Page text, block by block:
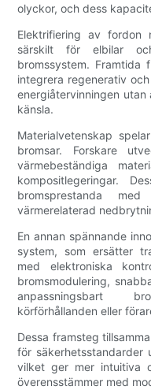
olyckor, och dess
Elektrifiering av fordon
särskilt för elbilar
bromssystem.
integrera regenerativ
energiåtervinningen
känsla.
Materialvetenskap
bromsar. Forskare
värmebeständiga
kompositlegeringar.
bromsprestanda
värmerelaterad
En annan spännande
system, som ersätter
med elektroniska
bromsmodulering,
anpassningsbart
körförhållanden eller
Dessa framsteg
för säkerhetsstandarder
vilket ger mer intuitiva
överensstämmer med